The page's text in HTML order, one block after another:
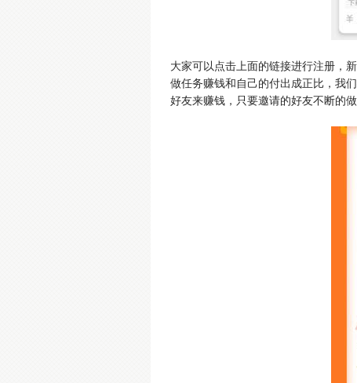
大家可以点击上面的链接进行注册，
做任务赚钱和自己的付出成正比，我
好友来赚钱，只要邀请的好友不断的